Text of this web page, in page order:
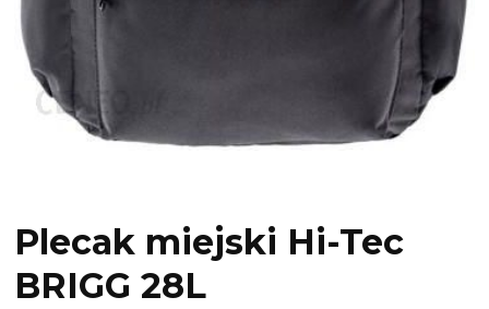
Plecak miejski Hi-Tec
BRIGG 28L